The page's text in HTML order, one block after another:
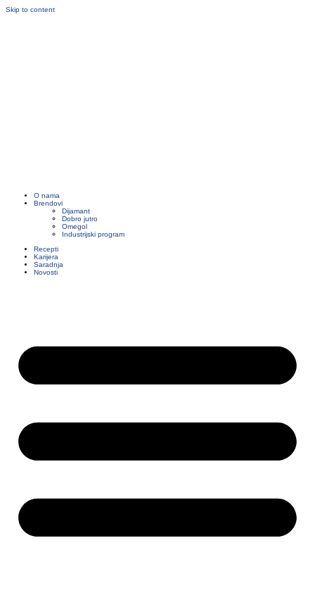
Skip to content
O nama
Brendovi
Dijamant
Dobro jutro
Omegol
Industrijski program
Recepti
Karijera
Saradnja
Novosti